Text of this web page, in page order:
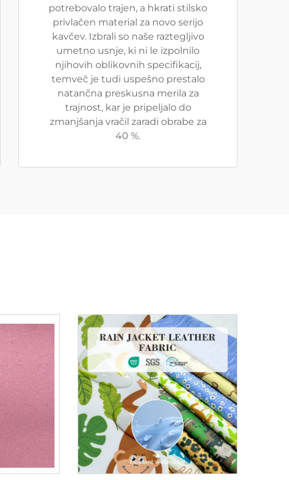
potrebovalo trajen, a hkrati stilsko
privlačen material za novo serijo
kavčev. Izbrali so naše raztegljivo
umetno usnje, ki ni le izpolnilo
njihovih oblikovnih specifikacij,
temveč je tudi uspešno prestalo
natančna preskusna merila za
trajnost, kar je pripeljalo do
zmanjšanja vračil zaradi obrabe za
40 %.